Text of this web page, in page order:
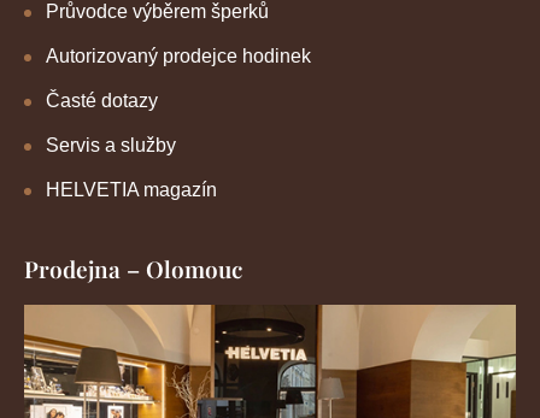
Průvodce výběrem šperků
Autorizovaný prodejce hodinek
Časté dotazy
Servis a služby
HELVETIA magazín
Prodejna – Olomouc